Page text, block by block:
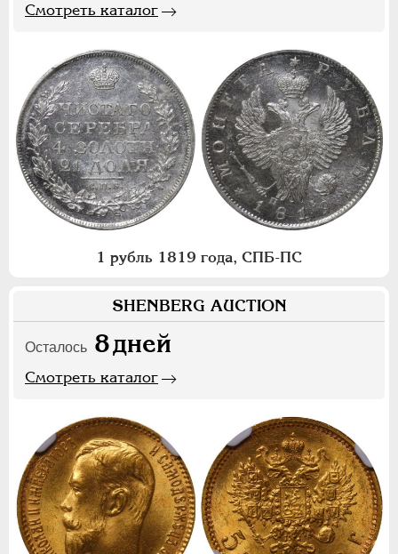
Смотреть каталог
1 рубль 1819 года, СПБ-ПС
SHENBERG AUCTION
Осталось 8дней
Смотреть каталог